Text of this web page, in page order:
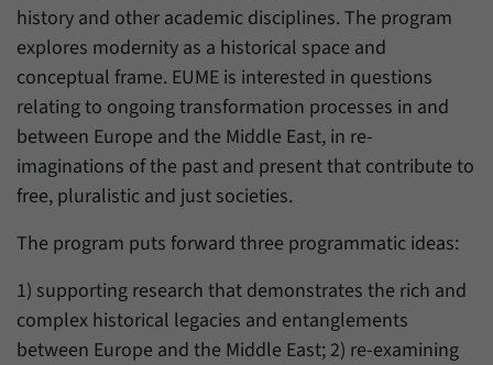
history and other academic disciplines. The program
explores modernity as a historical space and
conceptual frame. EUME is interested in questions
relating to ongoing transformation processes in and
between Europe and the Middle East, in re-
imaginations of the past and present that contribute to
free, pluralistic and just societies.
The program puts forward three programmatic ideas:
1) supporting research that demonstrates the rich and
complex historical legacies and entanglements
between Europe and the Middle East; 2) re-examining